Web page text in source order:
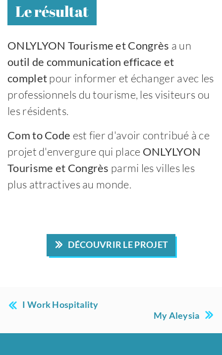
Le résultat
ONLYLYON Tourisme et Congrès a un
outil de communication efficace et
completpour informer et échanger avec les
professionnels du tourisme, les visiteurs ou
les résidents.
Com to Code est fier d'avoir contribué à ce
projet d'envergure qui place ONLYLYON
Tourisme et Congrès parmi les villes les
plus attractives au monde.
DÉCOUVRIR LE PROJET
I Work Hospitality
My Aleysia